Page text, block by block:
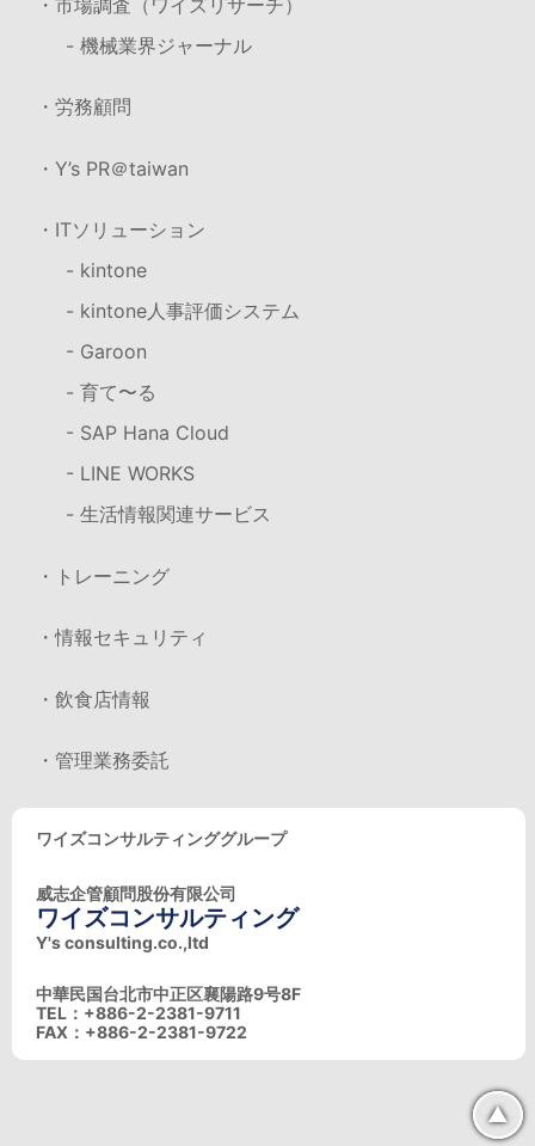
- 機械業界ジャーナル
・労務顧問
・Y’s PR＠taiwan
・ITソリューション
- kintone
- kintone人事評価システム
- Garoon
- 育て〜る
- SAP Hana Cloud
- LINE WORKS
- 生活情報関連サービス
・トレーニング
・情報セキュリティ
・飲食店情報
・管理業務委託
ワイズコンサルティンググループ
威志企管顧問股份有限公司
ワイズコンサルティング
Y's consulting.co.,ltd
中華民国台北市中正区襄陽路9号8F
TEL：+886-2-2381-9711
FAX：+886-2-2381-9722
▲